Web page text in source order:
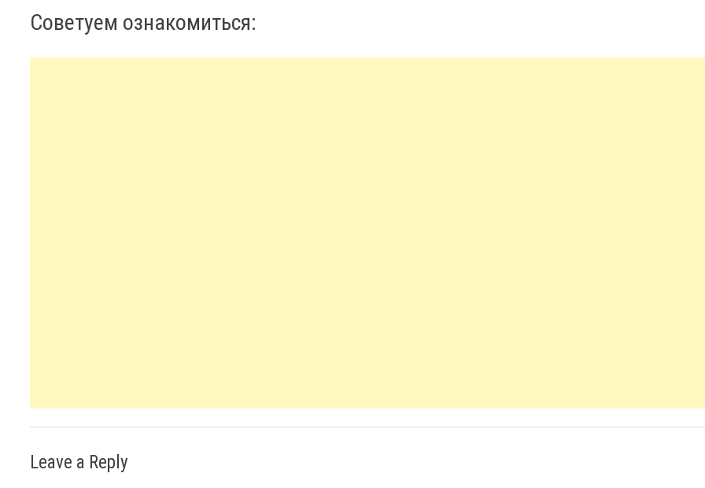
Советуем ознакомиться:
Leave a Reply